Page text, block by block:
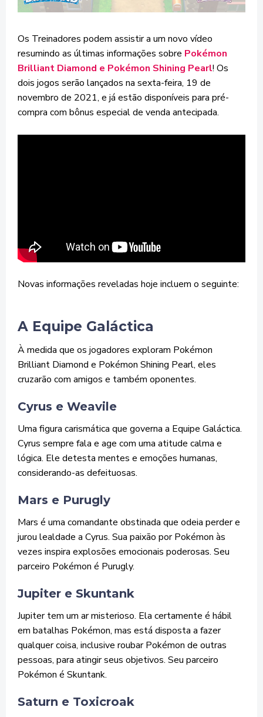
Os Treinadores podem assistir a um novo vídeo
resumindo as últimas informações sobre Pokémon
Brilliant Diamond e Pokémon Shining Pearl! Os
dois jogos serão lançados na sexta-feira, 19 de
novembro de 2021, e já estão disponíveis para pré-
compra com bônus especial de venda antecipada.
Novas informações reveladas hoje incluem o seguinte:
A Equipe Galáctica
À medida que os jogadores exploram Pokémon
Brilliant Diamond e Pokémon Shining Pearl, eles
cruzarão com amigos e também oponentes.
Cyrus e Weavile
Uma figura carismática que governa a Equipe Galáctica.
Cyrus sempre fala e age com uma atitude calma e
lógica. Ele detesta mentes e emoções humanas,
considerando-as defeituosas.
Mars e Purugly
Mars é uma comandante obstinada que odeia perder e
jurou lealdade a Cyrus. Sua paixão por Pokémon às
vezes inspira explosões emocionais poderosas. Seu
parceiro Pokémon é Purugly.
Jupiter e Skuntank
Jupiter tem um ar misterioso. Ela certamente é hábil
em batalhas Pokémon, mas está disposta a fazer
qualquer coisa, inclusive roubar Pokémon de outras
pessoas, para atingir seus objetivos. Seu parceiro
Pokémon é Skuntank.
Saturn e Toxicroak